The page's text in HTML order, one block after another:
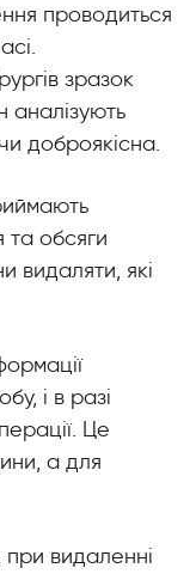
проводиться
зразок
аналізують
доброякісна.
та обсяги
видаляти, які
і в разі
Це
а для
видаленні